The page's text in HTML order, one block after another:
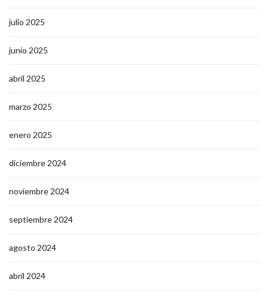
julio 2025
junio 2025
abril 2025
marzo 2025
enero 2025
diciembre 2024
noviembre 2024
septiembre 2024
agosto 2024
abril 2024